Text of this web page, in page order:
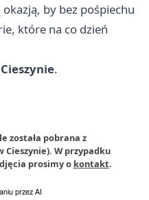
by bez pośpiechu
które na co dzień
.
została pobrana z
Cieszynie). W przypadku
prosimy o kontakt.